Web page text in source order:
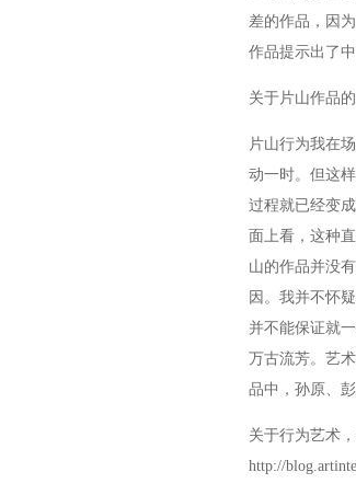
差的作品，因
作品提示出了
关于片山作品
片山行为我在
动一时。但这
过程就已经变
面上看，这种
山的作品并没
因。我并不怀
并不能保证就
万古流芳。艺
品中，孙原、
关于行为艺术
http://